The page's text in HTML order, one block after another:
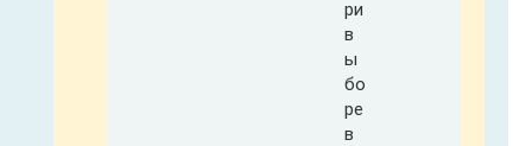
ри
в
ы
бо
ре
в